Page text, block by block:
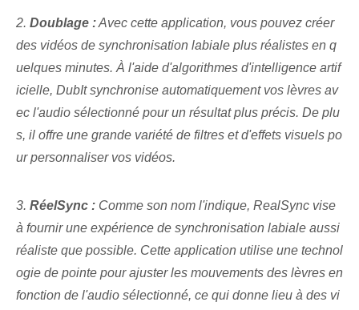
2. Doublage :Avec cette application, vous pouvez créer
des vidéos de synchronisation labiale plus réalistes en q
uelques minutes. À l'aide d'algorithmes d'intelligence artif
icielle, DubIt synchronise automatiquement vos lèvres av
ec l'audio sélectionné pour un résultat plus précis. De plu
s, il offre une grande variété de filtres et d'effets visuels po
ur personnaliser vos vidéos.
3. RéelSync : Comme son nom l'indique, RealSync vise
à fournir une expérience de synchronisation labiale aussi
réaliste que possible. Cette application utilise une technol
ogie de pointe pour ajuster les mouvements des lèvres en
fonction de l'audio sélectionné, ce qui donne lieu à des vi